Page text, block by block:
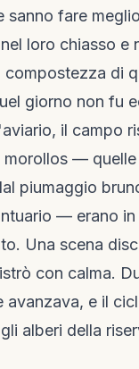
sanno fare
loro chiasso e
compostezza di
giorno non fu
il campo
morollos —
piumaggio
— erano in
Una scena
con calma.
avanzava, e il
alberi della